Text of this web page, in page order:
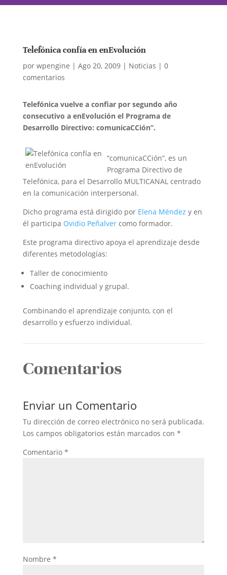
Telefónica confía en enEvolución
por wpengine | Ago 20, 2009| Noticias | 0
comentarios
Telefónica vuelve a confiar por segundo año
consecutivo a enEvolución el Programa de
Desarrollo Directivo: comunicaCCión”.
“comunicaCCión”, es un
Programa Directivo de
Telefónica, para el Desarrollo MULTICANAL centrado
en la comunicación interpersonal.
Dicho programa está dirigido por Elena Méndez y en
él participa Ovidio Peñalvercomo formador.
Este programa directivo apoya el aprendizaje desde
diferentes metodologías:
Taller de conocimiento
Coaching individual y grupal.
Combinando el aprendizaje conjunto, con el
desarrollo y esfuerzo individual.
Comentarios
Enviar un Comentario
Tu dirección de correo electrónico no será publicada.
Los campos obligatorios están marcados con *
Comentario *
Nombre *